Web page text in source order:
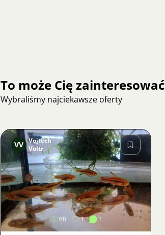
To może Cię zainteresować
Wybraliśmy najciekawsze oferty
Zdjęcie
VV Vojtěch
Voltr
68 1 1